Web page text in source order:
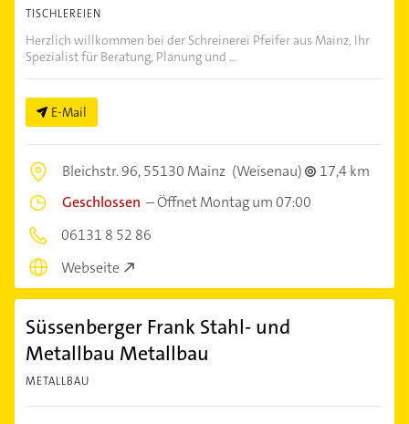
TISCHLEREIEN
Herzlich willkommen bei der Schreinerei Pfeifer aus Mainz, Ihr
Spezialist für Beratung, Planung und ...
E-Mail
Bleichstr. 96,55130 Mainz (Weisenau)
17,4 km
Geschlossen –Öffnet Montag um 07:00
06131 8 52 86
Webseite
Süssenberger Frank Stahl- und
Metallbau Metallbau
METALLBAU